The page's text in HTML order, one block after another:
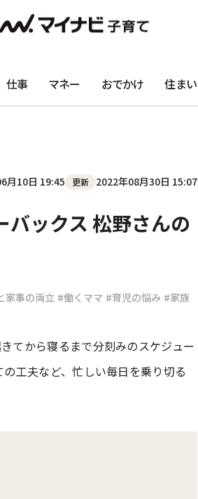
仕事 マネー おでかけ 住まい
月10日 19:45 更新 2022年08月30日 15:07
ックス 松野さんの
家事の両立 #働くママ #育児の悩み #家族
てから寝るまで分刻みのスケジュー
工夫など、忙しい毎日を乗り切る